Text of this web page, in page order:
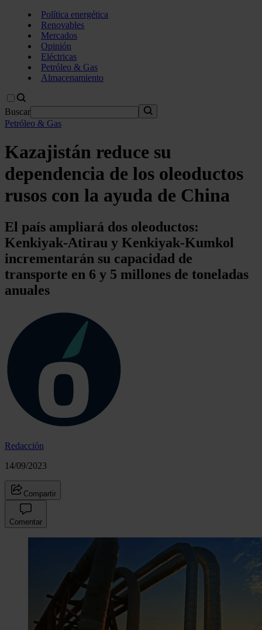
Política energética
Renovables
Mercados
Opinión
Eléctricas
Petróleo & Gas
Almacenamiento
Buscar
Petróleo & Gas
Kazajistán reduce su
dependencia de los oleoductos
rusos con la ayuda de China
El país ampliará dos oleoductos:
Kenkiyak-Atirau y Kenkiyak-Kumkol
incrementarán su capacidad de
transporte en 6 y 5 millones de toneladas
anuales
Redacción
14/09/2023
Compartir
Comentar